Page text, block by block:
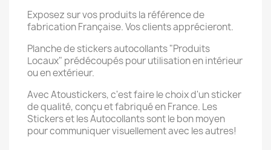
Exposez sur vos produits la référence de
fabrication Française. Vos clients apprécieront.
Planche de stickers autocollants "Produits
Locaux" prédécoupés pour utilisation en intérieur
ou en extérieur.
Avec Atoustickers, c'est faire le choix d'un sticker
de qualité, conçu et fabriqué en France. Les
Stickers et les Autocollants sont le bon moyen
pour communiquer visuellement avec les autres!